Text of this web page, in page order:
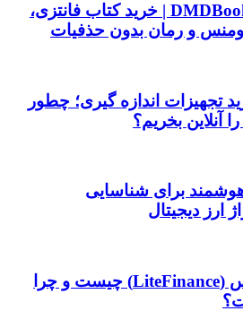
فروشگاه کتاب DMDBook | خرید کتاب فانتزی،
و رمان بدون حذفیات
تجهیزات اندازه گیری؛ چطور
آنلاین بخریم؟
هوشمند برای شناسایی
ارز دیجیتال
بروکر لایت فایننس (LiteFinance) چیست و چرا